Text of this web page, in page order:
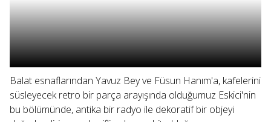
Balat esnaflarından Yavuz Bey ve Füsun Hanım'a, kafelerini
süsleyecek retro bir parça arayışında olduğumuz Eskici'nin
bu bölümünde, antika bir radyo ile dekoratif bir objeyi